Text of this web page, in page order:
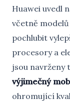
Huawei uvedl
včetně
pochlubit
procesory a
jsou navrženy
výjimečný
ohromující